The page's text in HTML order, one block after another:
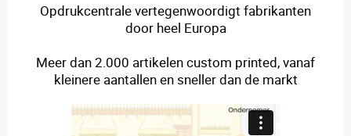
Opdrukcentrale vertegenwoordigt fabrikanten
door heel Europa
Meer dan 2.000 artikelen custom printed, vanaf
kleinere aantallen en sneller dan de markt